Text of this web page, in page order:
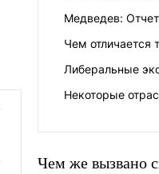
Медведев:
Чем отличается
Либеральные
Некоторые
Чем же вызвано